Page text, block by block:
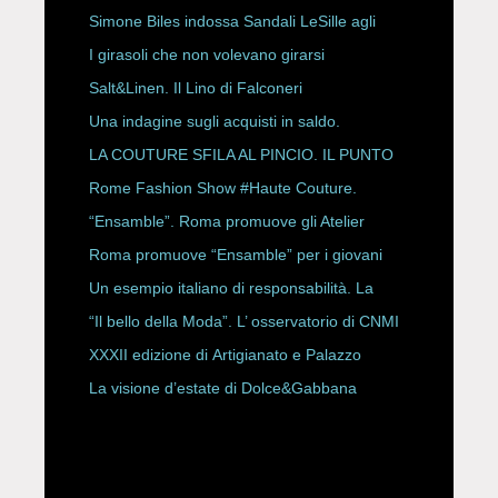
HAUTE COUTURE
Simone Biles indossa Sandali LeSille agli
ESPY Awards 2026
I girasoli che non volevano girarsi
Salt&Linen. Il Lino di Falconeri
Una indagine sugli acquisti in saldo.
LA COUTURE SFILA AL PINCIO. IL PUNTO
CON ALESSANDRO ONORATO E
ROBERTA ANGELILLI
Rome Fashion Show #Haute Couture.
“Ensamble”. Roma promuove gli Atelier
Storici
Roma promuove “Ensamble” per i giovani
Un esempio italiano di responsabilità. La
Rete Slow Fiber
“Il bello della Moda”. L’ osservatorio di CNMI
XXXII edizione di Artigianato e Palazzo
La visione d’estate di Dolce&Gabbana